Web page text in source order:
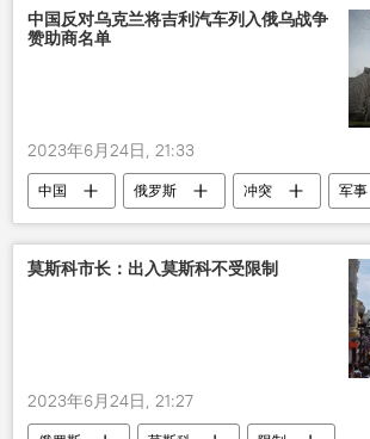
中国反对乌克兰将吉利汽车列入俄乌战争
赞助商名单
2023年6月24日, 21:33
中国 俄罗斯 冲突 军事
莫斯科市长：出入莫斯科不受限制
2023年6月24日, 21:27